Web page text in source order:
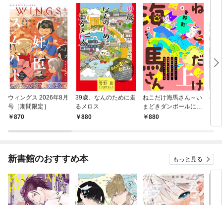
ウィングス 2026年8月
号［期間限定］
870
39歳、なんのために走
るメロス
880
ねこだけ海馬さん～い
まどきダンボールに入
れられてスーパーの駐
880
新書館のおすすめ本 もっと見る